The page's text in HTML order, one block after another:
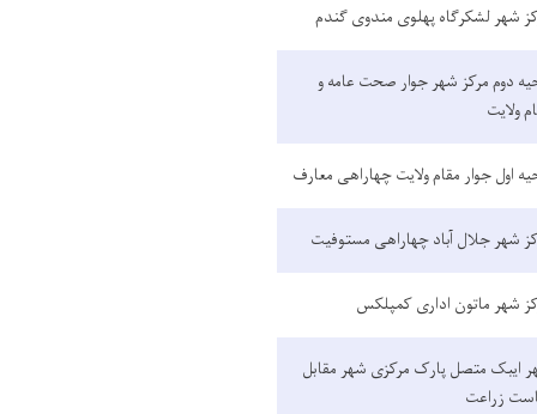
شهر لشکرګاه پهلوی مندوی ګندم
دوم مرکز شهر جوار صحت عامه و
ولایت
اول جوار مقام ولایت چهاراهی معارف
شهر جلال آباد چهاراهی مستوفیت
شهر ماتون اداری کمپلکس
ایبک متصل پارک مرکزی شهر مقابل
زراعت